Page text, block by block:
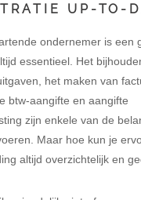
UP-TO-
ondernemer is een
essentieel. Het
het maken van
btw-aangifte en aangifte
zijn enkele van de
Maar hoe kun je
altijd overzichtelijk en